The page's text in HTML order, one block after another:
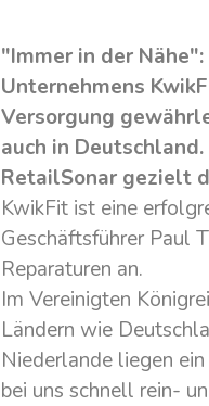
"Immer in der
Unternehmens
Versorgung
auch in
RetailSonar gezielt
KwikFit ist eine
Geschäftsführer Paul
Reparaturen an.
Im Vereinigten
Ländern wie
Niederlande liegen
bei uns schnell rein-